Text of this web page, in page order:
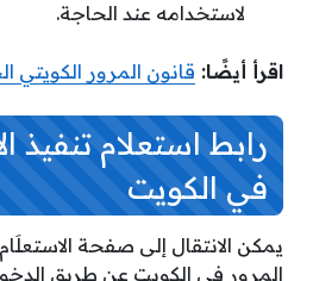
لاستخدامه عند الحاجة.
اقرأ أيضًا: قانون المرور الكويتي
رابط استعلام تنفيذ
في الكويت
يمكن الانتقال إلى صفحة
المرور في الكويت عن طريق